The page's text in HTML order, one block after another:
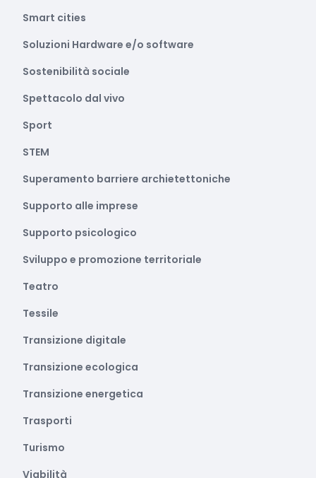
Smart cities
Soluzioni Hardware e/o software
Sostenibilità sociale
Spettacolo dal vivo
Sport
STEM
Superamento barriere archietettoniche
Supporto alle imprese
Supporto psicologico
Sviluppo e promozione territoriale
Teatro
Tessile
Transizione digitale
Transizione ecologica
Transizione energetica
Trasporti
Turismo
Viabilità